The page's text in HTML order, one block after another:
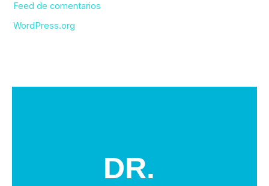
Feed de comentarios
WordPress.org
DR.